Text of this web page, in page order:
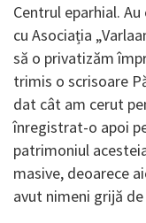
Centrul eparhial.
cu Asociația
să o privatizăm
trimis o scrisoare
dat cât am cerut
înregistrat-o apoi
patrimoniul
masive, deoarece
avut nimeni grijă